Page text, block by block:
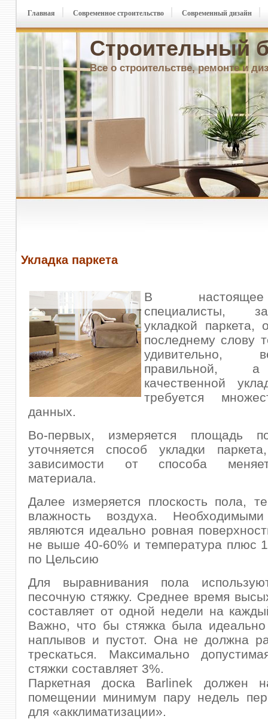
Строительный
Все о строительстве, ремонте и
Главная Современное строительство Современный дизайн
Укладка паркета
В
специалисты,
укладкой паркета,
последнему слову
удивительно,
правильной,
качественной
требуется
данных.
Во-первых, измеряется площадь
уточняется способ укладки
зависимости от способа
материала.
Далее измеряется плоскость пола,
влажность воздуха.
являются идеально ровная
не выше 40-60% и температура плюс
по Цельсию
Для выравнивания пола
песочную стяжку. Среднее время
составляет от одной недели на
Важно, что бы стяжка была
наплывов и пустот. Она не должна
трескаться. Максимально
стяжки составляет 3%.
Паркетная доска Barlinek должен
помещении минимум пару недель
для «акклиматизации».